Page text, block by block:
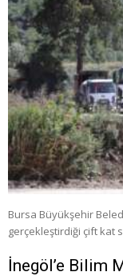
Bursa Büyükşehir
gerçekleştirdiği çift kat
İnegöl’e Bilim